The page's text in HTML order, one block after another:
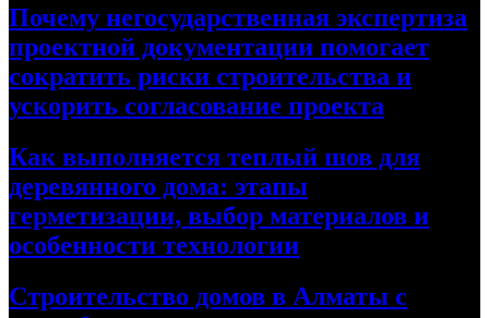
Почему негосударственная экспертиза
проектной документации помогает
сократить риски строительства и
ускорить согласование проекта
Как выполняется теплый шов для
деревянного дома: этапы
герметизации, выбор материалов и
особенности технологии
Строительство домов в Алматы с